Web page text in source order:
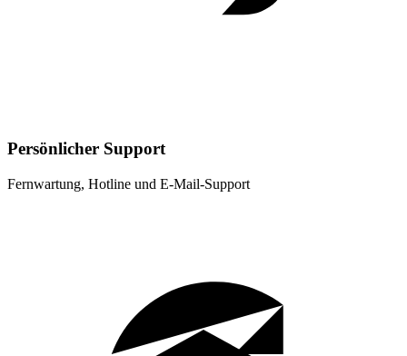
Persönlicher Support
Fernwartung, Hotline und E-Mail-Support